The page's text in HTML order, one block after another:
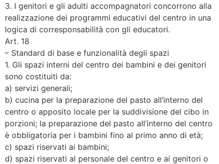
3. I genitori e gli adulti accompagnatori concorrono alla
realizzazione dei programmi educativi del centro in una
logica di corresponsabilità con gli educatori.
Art. 18
– Standard di base e funzionalità degli spazi
1. Gli spazi interni del centro dei bambini e dei genitori
sono costituiti da:
a) servizi generali;
b) cucina per la preparazione del pasto all’interno del
centro o apposito locale per la suddivisione del cibo in
porzioni; la preparazione del pasto all’interno del centro
è obbligatoria per i bambini fino al primo anno di età;
c) spazi riservati ai bambini;
d) spazi riservati al personale del centro e ai genitori o